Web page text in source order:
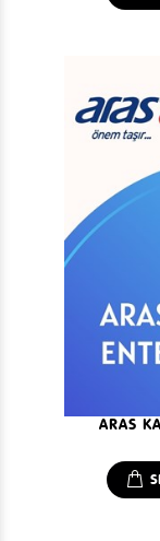
ARAS